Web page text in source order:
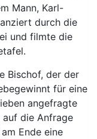
Mann, Karl-
durch die
und filmte die
Bischof, der der
für eine
angefragte
die Anfrage
Ende eine